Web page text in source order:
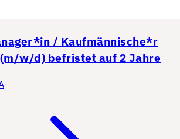
/ Kaufmännische*r
w/d) befristet auf 2 Jahre